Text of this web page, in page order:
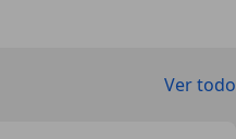
Ver todo